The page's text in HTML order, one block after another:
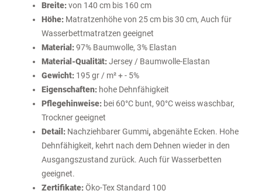
Breite:von 140 cm bis 160 cm
Höhe: Matratzenhöhe von 25 cm bis 30 cm, Auch für
Wasserbettmatratzen geeignet
Material:97% Baumwolle, 3% Elastan
Material-Qualität:Jersey / Baumwolle-Elastan
Gewicht: 195 gr / m² + - 5%
Eigenschaften: hohe Dehnfähigkeit
Pflegehinweise: bei 60°C bunt, 90°C weiss waschbar,
Trockner geeignet
Detail: Nachziehbarer Gummi, abgenähte Ecken. Hohe
Dehnfähigkeit, kehrt nach dem Dehnen wieder in den
Ausgangszustand zurück. Auch für Wasserbetten
geeignet.
Zertifikate:Öko-Tex Standard 100